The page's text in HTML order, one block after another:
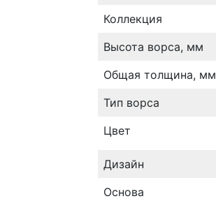
Коллекция
Высота ворса, мм
Общая толщина, мм
Тип ворса
Цвет
Дизайн
Основа